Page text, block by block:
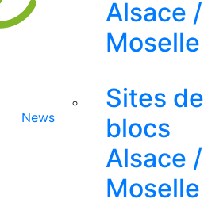
News
Alsace /
Moselle
Sites de
blocs
Alsace /
Moselle